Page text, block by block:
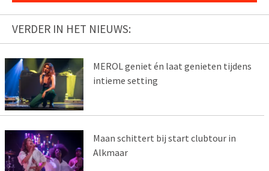
VERDER IN HET NIEUWS:
MEROL geniet én laat genieten tijdens
intieme setting
Maan schittert bij start clubtour in
Alkmaar